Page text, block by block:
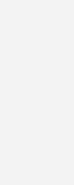
und Mitarbeiter
der Region
mit